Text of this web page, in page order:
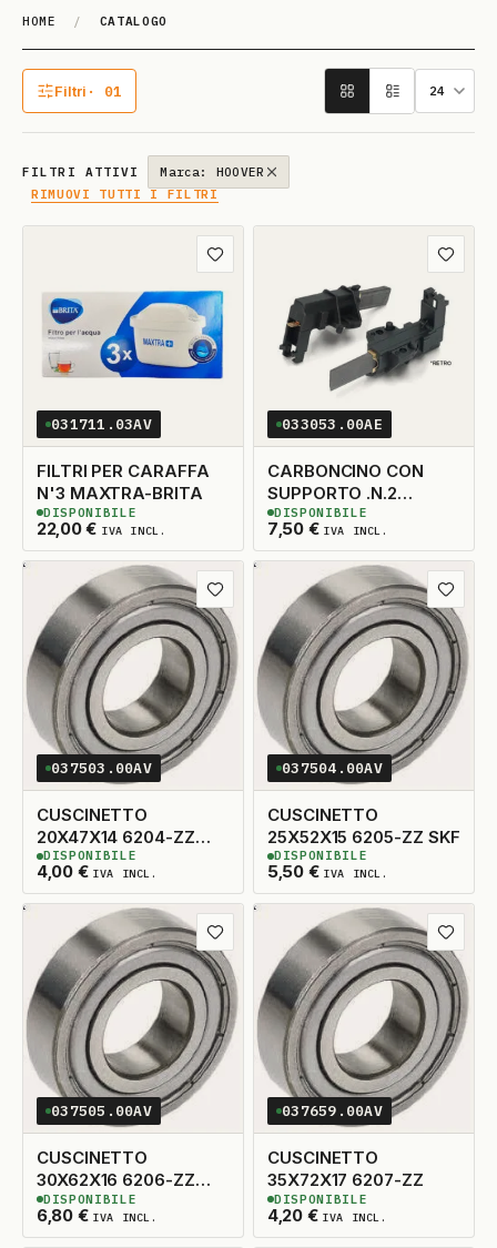
HOME / CATALOGO
Catalogo
Filtri · 01
1 filtro attivo
FILTRI ATTIVI
Marca: HOOVER
RIMUOVI TUTTI I FILTRI
Aggiungi ai preferiti
031711.03AV
FILTRI PER CARAFFA
N'3 MAXTRA-BRITA
22,00€ IVA INCL.
2DISPONIBILI
DISPONIBILE
033053.00AE
CARBONCINO CON
SUPPORTO .N.2
5X14X33 TAGLIO DX
ADATTABILE
7,50 € IVA INCL.
13 DISPONIBILI
DISPONIBILE
Aggiungi ai preferiti
037503.00AV
CUSCINETTO
20X47X14 6204-ZZ
SKF
4,00 € IVA INCL.
5DISPONIBILI
DISPONIBILE
037504.00AV
CUSCINETTO
25X52X15 6205-ZZ SKF
5,50 € IVA INCL.
10 DISPONIBILI
DISPONIBILE
Aggiungi ai preferiti
037505.00AV
CUSCINETTO
30X62X16 6206-ZZ
SKF
6,80 € IVA INCL.
2DISPONIBILI
DISPONIBILE
037659.00AV
CUSCINETTO
35X72X17 6207-ZZ
4,20 € IVA INCL.
2DISPONIBILI
DISPONIBILE